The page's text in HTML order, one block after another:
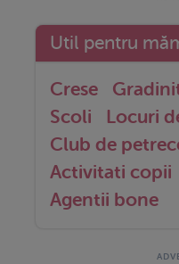
Util pentru
Crese
Scoli
Locuri
Club de
Activitati copii
Agentii bone